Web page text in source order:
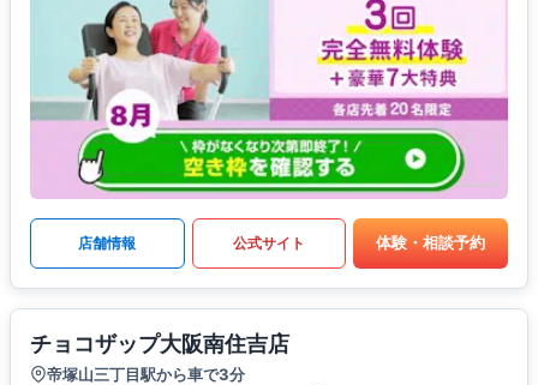
店舗情報 公式サイト 体験・相談予約
チョコザップ大阪南住吉店
帝塚山三丁目駅から車で3分